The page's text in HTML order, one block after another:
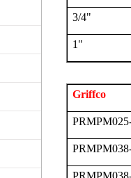
3/4"
1"
Griffco